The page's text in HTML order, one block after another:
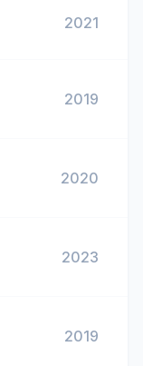
2021
2019
2020
2023
2019